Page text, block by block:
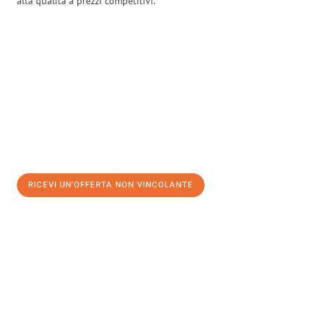
RICEVI UN'OFFERTA NON VINCOLANTE